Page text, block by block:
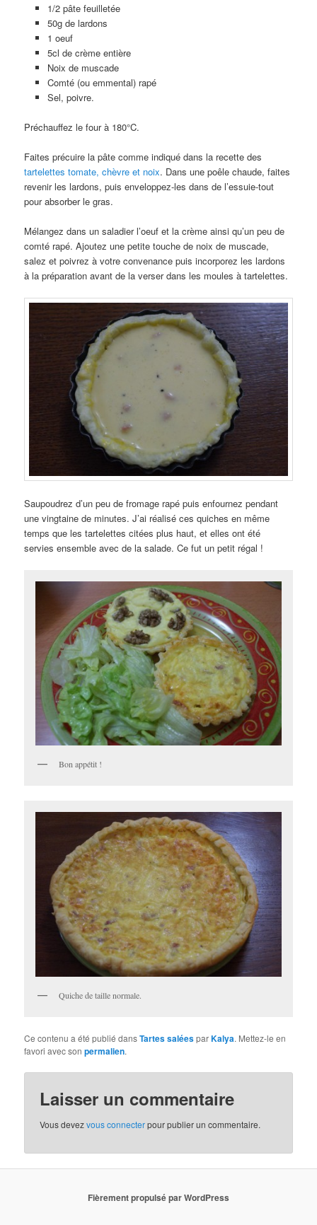
1/2 pâte feuilletée
50g de lardons
1 oeuf
5cl de crème entière
Noix de muscade
Comté (ou emmental) rapé
Sel, poivre.
Préchauffez le four à 180°C.
Faites précuire la pâte comme indiqué dans la recette des
tartelettes tomate, chèvre et noix. Dans une poêle chaude, faites
revenir les lardons, puis enveloppez-les dans de l’essuie-tout
pour absorber le gras.
Mélangez dans un saladier l’oeuf et la crème ainsi qu’un peu de
comté rapé. Ajoutez une petite touche de noix de muscade,
salez et poivrez à votre convenance puis incorporez les lardons
à la préparation avant de la verser dans les moules à tartelettes.
Saupoudrez d’un peu de fromage rapé puis enfournez pendant
une vingtaine de minutes. J’ai réalisé ces quiches en même
temps que les tartelettes citées plus haut, et elles ont été
servies ensemble avec de la salade. Ce fut un petit régal !
Bon appétit !
Quiche de taille normale.
Ce contenu a été publié dansTartes saléesparKalya. Mettez-le en
favori avec sonpermalien.
Laisser un commentaire
Vous devezvous connecterpour publier un commentaire.
Fièrement propulsé par WordPress